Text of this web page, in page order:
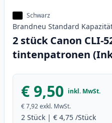
Schwarz
Brandneu Standard
2 stück Canon CLI-
tintenpatronen
€ 9,50 inkl. MwSt.
€ 7,92exkl. MwSt.
2 Stück | € 4,75 /Stück